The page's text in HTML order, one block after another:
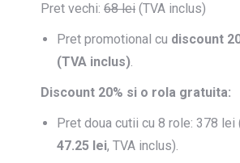
Pret vechi: 68 lei (TVA inclus)
Pret promotional cu discount
(TVA inclus).
Discount 20% si o rola gratuita:
Pret doua cutii cu 8 role: 378 lei
47.25 lei, TVA inclus).